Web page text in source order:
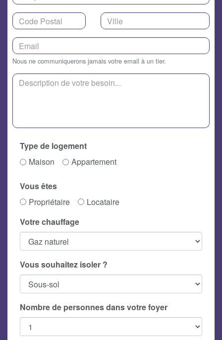
Nous ne communiquerons jamais votre email à un tier.
Type de logement
Maison
Appartement
Vous êtes
Propriétaire
Locataire
Votre chauffage
Vous souhaitez isoler ?
Nombre de personnes dans votre foyer